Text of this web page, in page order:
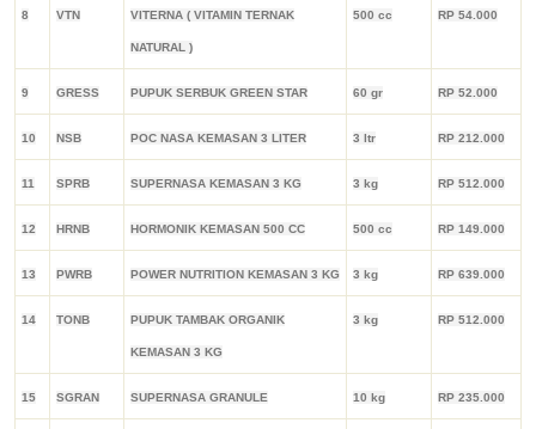
8 VTN VITERNA ( VITAMIN TERNAK
NATURAL )
500 cc RP 54.000
9 GRESS PUPUK SERBUK GREEN STAR 60 gr RP 52.000
10 NSB POC NASA KEMASAN 3 LITER 3 ltr RP 212.000
11 SPRB SUPERNASA KEMASAN 3 KG 3 kg RP 512.000
12 HRNB HORMONIK KEMASAN 500 CC 500 cc RP 149.000
13 PWRB POWER NUTRITION KEMASAN 3 KG 3 kg RP 639.000
14 TONB PUPUK TAMBAK ORGANIK
KEMASAN 3 KG
3 kg RP 512.000
15 SGRAN SUPERNASA GRANULE 10 kg RP 235.000